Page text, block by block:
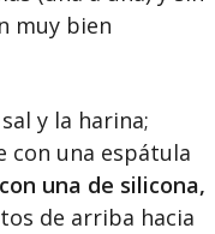
muy bien
y la harina;
con una espátula
una de silicona,
de arriba hacia